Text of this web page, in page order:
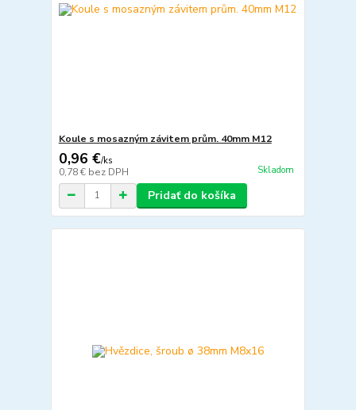
Koule s mosazným závitem prům. 40mm M12
0,96 €/ks
0,78 € bez DPH Skladom
Pridať do košíka